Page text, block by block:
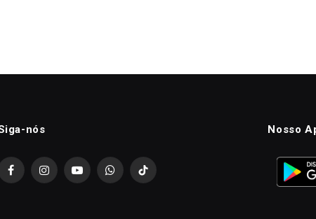
nós
FacebookInstagramYouTubeWhatsAppTikTok
Nosso